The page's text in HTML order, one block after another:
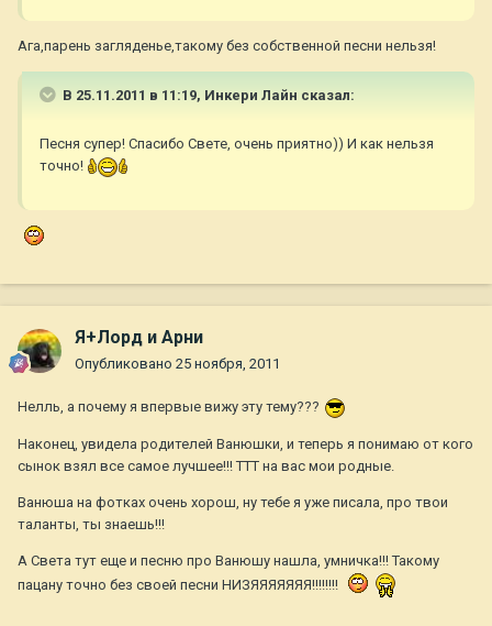
Ага,парень загляденье,такому без собственной песни нельзя!
В 25.11.2011 в 11:19, Инкери Лайн сказал:
Песня супер! Спасибо Свете, очень приятно)) И как нельзя
точно!
Я+Лорд и Арни
Опубликовано 25 ноября, 2011
Нелль, а почему я впервые вижу эту тему???
Наконец, увидела родителей Ванюшки, и теперь я понимаю от кого
сынок взял все самое лучшее!!! ТТТ на вас мои родные.
Ванюша на фотках очень хорош, ну тебе я уже писала, про твои
таланты, ты знаешь!!!
А Света тут еще и песню про Ванюшу нашла, умничка!!! Такому
пацану точно без своей песни НИЗЯЯЯЯЯЯЯ!!!!!!!!